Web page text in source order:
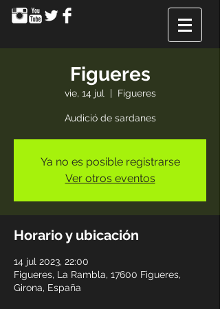
Figueres
vie, 14 jul
  |
Figueres
Audició de sardanes
Ya no es posible registrarse
Ver otros eventos
Horario y ubicación
14 jul 2023, 22:00
Figueres, La Rambla, 17600 Figueres,
Girona, España